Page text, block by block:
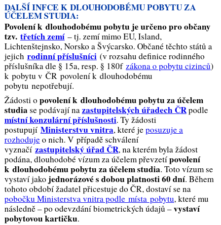
DALŠÍ INFCE K DLOUHODOBÉMU POBYTU ZA
ÚČELEM STUDIA:
Povolení k dlouhodobému pobytu je určeno pro občany
tzv. třetích zemí– tj. zemí mimo EU, Island,
Lichtenštejnsko, Norsko a Švýcarsko. Občané těchto států a
jejich rodinní příslušníci (v rozsahu definice rodinného
příslušníka dle § 15a, resp. § 180f zákona o pobytu cizinců)
k pobytu v ČR povolení k dlouhodobému
pobytu nepotřebují.
Žádosti o povolení k dlouhodobému pobytu za účelem
studia se podávají nazastupitelských úřadech ČRpodle
místní konzulární příslušnosti. Ty žádosti
postupují Ministerstvu vnitra, které jeposuzuje a
rozhodujeo nich. V případě schválení
vyznačí zastupitelský úřad ČR, na kterém byla žádost
podána, dlouhodobé vízum za účelem převzetípovolení
k dlouhodobému pobytu za účelem studia. Toto vízum se
vystaví jako jednorázové s dobou platnosti 60 dní. Během
tohoto období žadatel přicestuje do ČR, dostaví se na
pobočku Ministerstva vnitra podle místa pobytu, které mu
následně – po odevzdání biometrických údajů –vystaví
pobytovou kartičku.